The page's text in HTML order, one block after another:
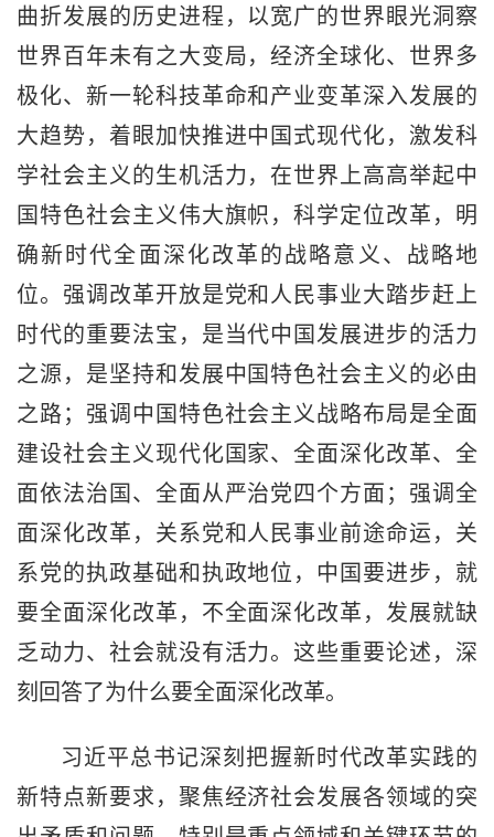
曲折发展的历史进程，以宽广的世界眼光洞察
世界百年未有之大变局，经济全球化、世界多
极化、新一轮科技革命和产业变革深入发展的
大趋势，着眼加快推进中国式现代化，激发科
学社会主义的生机活力，在世界上高高举起中
国特色社会主义伟大旗帜，科学定位改革，明
确新时代全面深化改革的战略意义、战略地
位。强调改革开放是党和人民事业大踏步赶上
时代的重要法宝，是当代中国发展进步的活力
之源，是坚持和发展中国特色社会主义的必由
之路；强调中国特色社会主义战略布局是全面
建设社会主义现代化国家、全面深化改革、全
面依法治国、全面从严治党四个方面；强调全
面深化改革，关系党和人民事业前途命运，关
系党的执政基础和执政地位，中国要进步，就
要全面深化改革，不全面深化改革，发展就缺
乏动力、社会就没有活力。这些重要论述，深
刻回答了为什么要全面深化改革。
习近平总书记深刻把握新时代改革实践的
新特点新要求，聚焦经济社会发展各领域的突